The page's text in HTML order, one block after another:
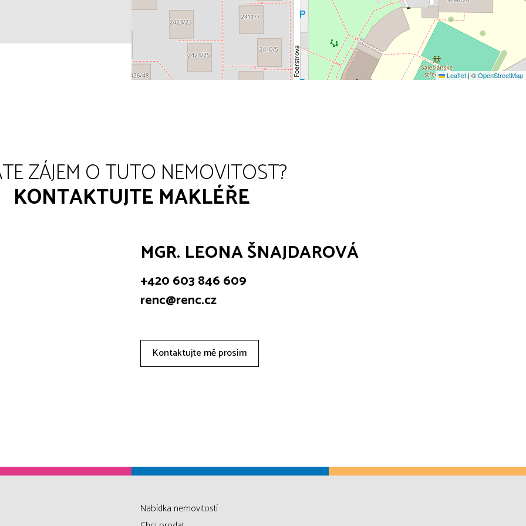
Leaflet | ©OpenStreetMap
ZÁJEM O TUTO NEMOVITOST?
KONTAKTUJTE MAKLÉŘE
MGR. LEONA ŠNAJDAROVÁ
+420 603 846 609
renc@renc.cz
Kontaktujte mě prosím
Nabídka nemovitostí